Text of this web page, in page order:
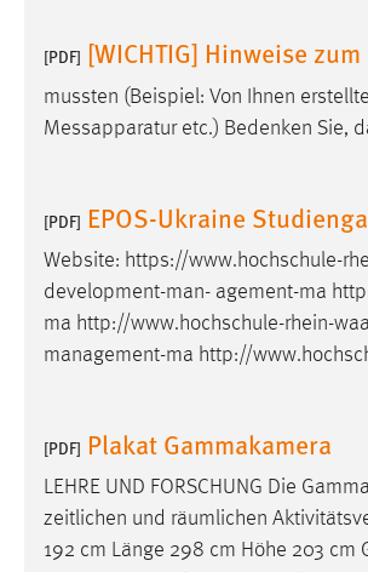
[PDF] [WICHTIG] Hinweise
mussten (Beispiel: Von Ihnen
Messapparaturetc.) Bedenken Sie,
[PDF] EPOS-Ukraine
Website: https://www.hochschule-
development-man- agement-ma
ma http://www.hochschule-rhein-
management-ma http://
[PDF] Plakat Gammakamera
LEHRE UND FORSCHUNG Die
zeitlichen und räumlichen
192 cm Länge 298 cm Höhe 203 cm
Jahre, MIBEW_UserID =
Login
Zweck:
Dieser Cookie ist
Cookie Laufzeit: 24 Stunden
Diese Informationen helfen uns zu
unsere Besucher unsere Website
Matomo